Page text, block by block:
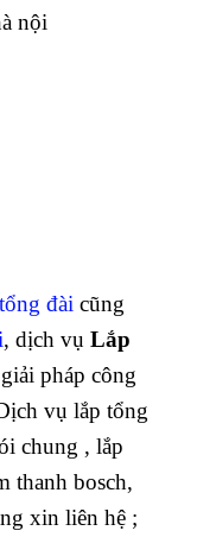
nội
đài cũng
, dịch vụ Lắp
pháp công
vụ lắp tổng
chung , lắp
thanh bosch,
xin liên hệ ;